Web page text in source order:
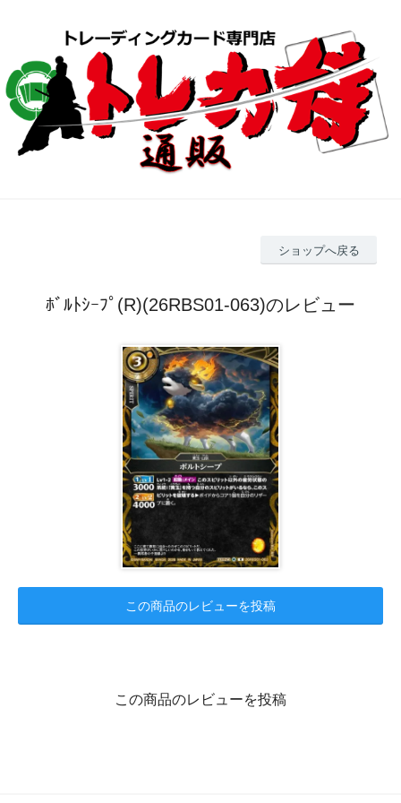
ショップへ戻る
ﾎﾞﾙﾄｼｰﾌﾟ(R)(26RBS01-063)のレビュー
この商品のレビューを投稿
この商品のレビューを投稿